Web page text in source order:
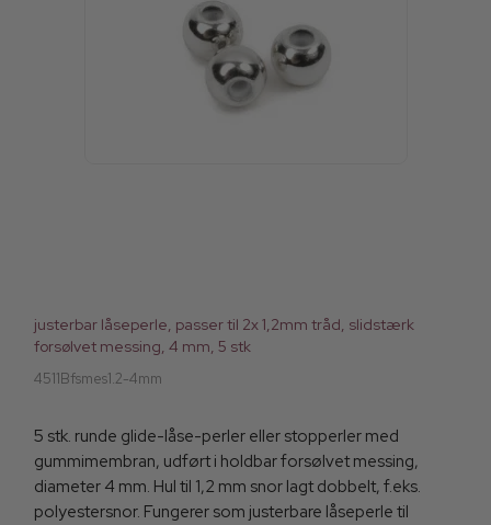
justerbar låseperle, passer til 2x 1,2mm tråd, slidstærk
forsølvet messing, 4 mm, 5 stk
4511Bfsmes1.2-4mm
5 stk. runde glide-låse-perler eller stopperler med
gummimembran, udført i holdbar forsølvet messing,
diameter 4 mm. Hul til 1,2 mm snor lagt dobbelt, f.eks.
polyestersnor. Fungerer som justerbare låseperle til